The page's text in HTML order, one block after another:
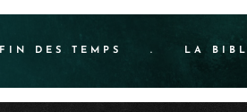
FIN DES TEMPS . LA